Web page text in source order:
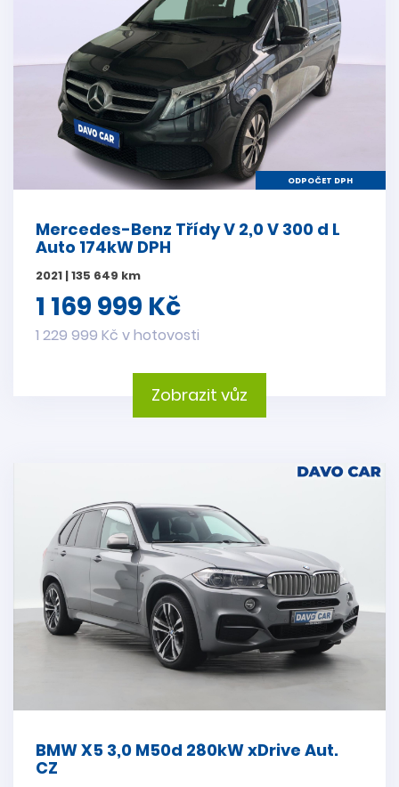
ODPOČET DPH
Mercedes-Benz Třídy V 2,0 V 300 d L
Auto 174kW DPH
2021 | 135 649 km
1 169 999 Kč
1 229 999 Kč v hotovosti
Zobrazit vůz
BMW X5 3,0 M50d 280kW xDrive Aut.
CZ